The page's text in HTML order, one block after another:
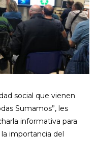
social que vienen
Sumamos”, les
informativa para
importancia del